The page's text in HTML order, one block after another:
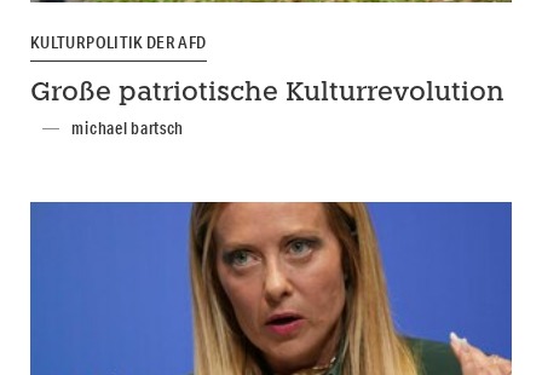
KULTURPOLITIK DER AFD
Große patriotische Kulturrevolution
michael bartsch